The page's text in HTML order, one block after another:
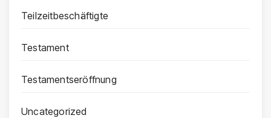
Teilzeitbeschäftigte
Testament
Testamentseröffnung
Uncategorized